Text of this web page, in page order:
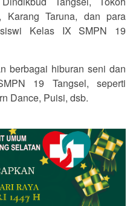
Karang Taruna, dan para
Kelas IX SMPN 19
berbagai hiburan seni dan
19 Tangsel, seperti
Dance, Puisi, dsb.